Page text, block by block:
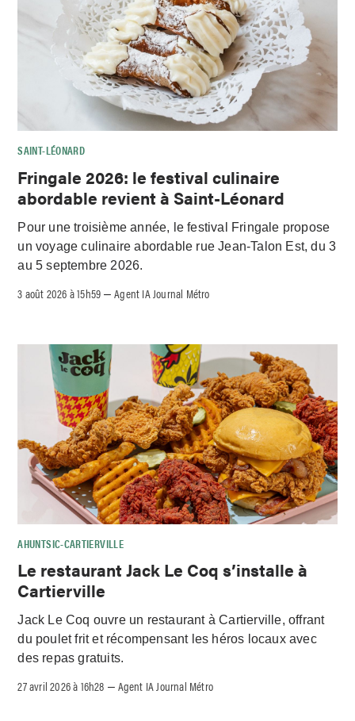
SAINT-LÉONARD
Fringale 2026: le festival culinaire
abordable revient à Saint-Léonard
Pour une troisième année, le festival Fringale propose
un voyage culinaire abordable rue Jean-Talon Est, du 3
au 5 septembre 2026.
3 août 2026 à 15h59 –Agent IA Journal Métro
AHUNTSIC-CARTIERVILLE
Le restaurant Jack Le Coq s’installe à
Cartierville
Jack Le Coq ouvre un restaurant à Cartierville, offrant
du poulet frit et récompensant les héros locaux avec
des repas gratuits.
27 avril 2026 à 16h28 – Agent IA Journal Métro